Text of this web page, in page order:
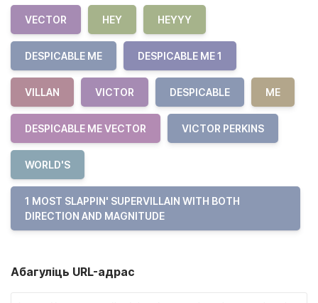
VECTOR HEY HEYYY
DESPICABLE ME DESPICABLE ME 1
VILLAN VICTOR DESPICABLE ME
DESPICABLE ME VECTOR VICTOR PERKINS
WORLD'S
1 MOST SLAPPIN' SUPERVILLAIN WITH BOTH
DIRECTION AND MAGNITUDE
Абагуліць URL-адрас